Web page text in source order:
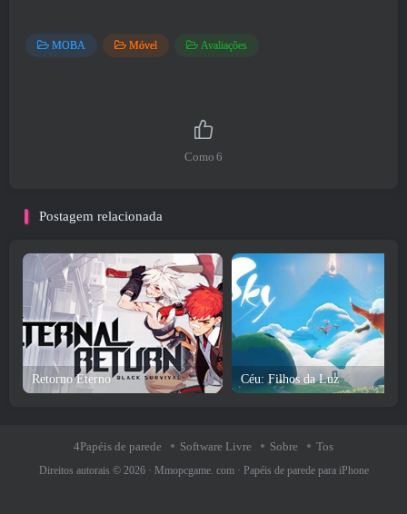
MOBA Móvel Avaliações
Como 6
Postagem relacionada
Retorno Eterno Céu: Filhos da Luz
4Papéis de parede Software Livre Sobre Tos
Direitos autorais © 2026 · Mmopcgame. com· Papéis de parede para iPhone